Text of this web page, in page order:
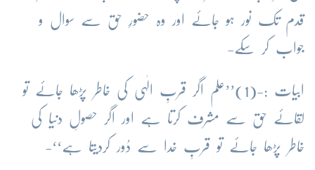
قدم تک نور ہو جائے اور وہ حضورِ حق سے سوال و
جواب کر سکے-
ابیات :-(1)’’علم اگر قربِ الٰہی کی خاطر پڑھا جائے تو
لقائے حق سے مشرف کرتا ہے اور اگر حصولِ دنیا کی
خاطر پڑھا جائے تو قربِ خدا سے دُور کردیتا ہے‘‘-